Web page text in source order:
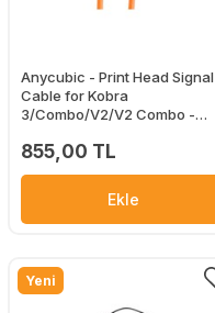
Anycubic - Print Head Signal
Cable for Kobra
3/Combo/V2/V2 Combo -
855,00 TL
Ekle
Yeni